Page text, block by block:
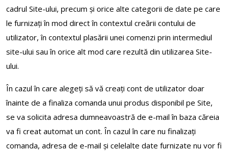
cadrul Site-ului, precum și orice alte categorii de date pe care
le furnizați în mod direct în contextul creării contului de
utilizator, în contextul plasării unei comenzi prin intermediul
site-ului sau în orice alt mod care rezultă din utilizarea Site-
ului.
În cazul în care alegeți să vă creați cont de utilizator doar
înainte de a finaliza comanda unui produs disponibil pe Site,
se va solicita adresa dumneavoastră de e-mail în baza căreia
va fi creat automat un cont. În cazul în care nu finalizați
comanda, adresa de e-mail și celelalte date furnizate nu vor fi